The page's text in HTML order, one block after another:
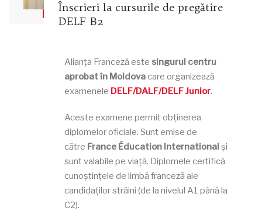
Înscrieri la cursurile de pregătire
DELF B2
Alianța Franceză este singurul centru
aprobat în Moldovacare organizează
examenele DELF/DALF/DELF Junior.
Aceste examene permit obținerea
diplomelor oficiale. Sunt emise de
către France Éducation International și
sunt valabile pe viață. Diplomele certifică
cunoștințele de limbă franceză ale
candidaților străini (de la nivelul A1 până la
C2).